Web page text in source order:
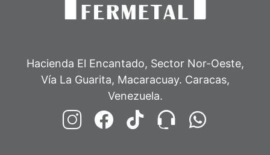
Hacienda El Encantado, Sector Nor-Oeste,
Vía La Guarita, Macaracuay. Caracas,
Venezuela.